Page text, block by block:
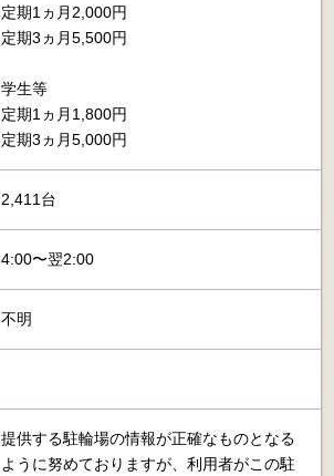
定期1ヵ月2,000円
定期3ヵ月5,500円
学生等
定期1ヵ月1,800円
定期3ヵ月5,000円
2,411台
4:00〜翌2:00
不明
提供する駐輪場の情報が正確なものとなる
ように努めておりますが、利用者がこの駐